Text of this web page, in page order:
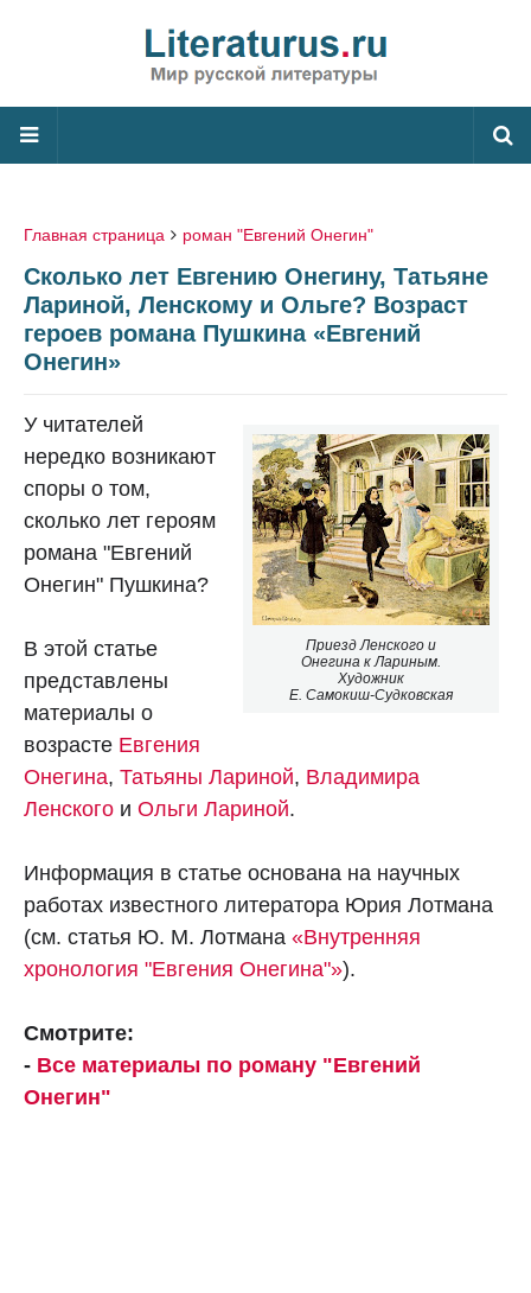
Главная страница роман "Евгений Онегин"
Сколько лет Евгению Онегину, Татьяне
Лариной, Ленскому и Ольге? Возраст
героев романа Пушкина «Евгений
Онегин»
Приезд Ленского и
Онегина к Лариным.
Художник
Е. Самокиш-Судковская
У читателей
нередко возникают
споры о том,
сколько лет героям
романа "Евгений
Онегин" Пушкина?
В этой статье
представлены
материалы о
возрасте Евгения
Онегина, Татьяны Лариной, Владимира
Ленского и Ольги Лариной.
Информация в статье основана на научных
работах известного литератора Юрия Лотмана
(см. статья Ю. М. Лотмана «Внутренняя
хронология "Евгения Онегина"»).
Смотрите:
- Все материалы по роману "Евгений
Онегин"